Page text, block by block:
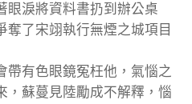
眼淚將資料書扔到辦公桌
奪了宋翊執行無煙之城項目
有色眼鏡冤枉他，氣惱之
，蘇蔓見陸勵成不解釋，惱